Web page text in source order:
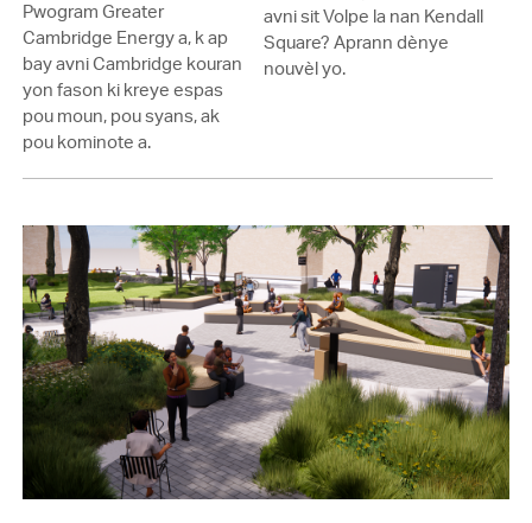
Pwogram Greater
Cambridge Energy a, k ap
bay avni Cambridge kouran
yon fason ki kreye espas
pou moun, pou syans, ak
pou kominote a.
avni sit Volpe la nan Kendall
Square? Aprann dènye
nouvèl yo.